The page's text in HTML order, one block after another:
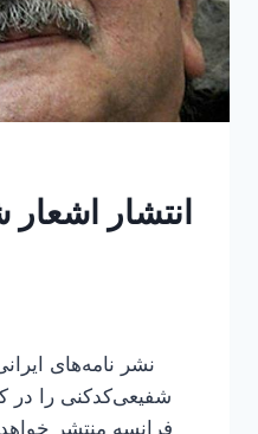
انتشار
شفیعی‌کدکنی را در
فرانسه منتشر